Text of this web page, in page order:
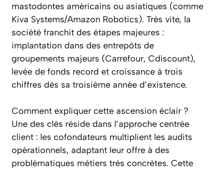
mastodontes américains ou asiatiques (comme
Kiva Systems/Amazon Robotics). Très vite, la
société franchit des étapes majeures :
implantation dans des entrepôts de
groupements majeurs (Carrefour, Cdiscount),
levée de fonds record et croissance à trois
chiffres dès sa troisième année d’existence.
Comment expliquer cette ascension éclair ?
Une des clés réside dans l’approche centrée
client : les cofondateurs multiplient les audits
opérationnels, adaptant leur offre à des
problématiques métiers très concrètes. Cette